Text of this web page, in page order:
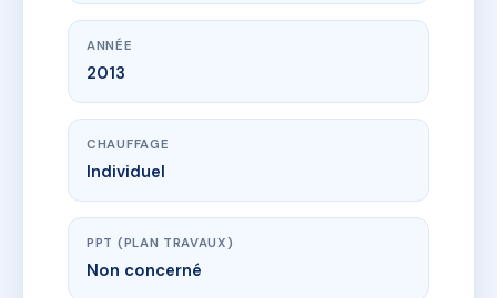
ANNÉE
2013
CHAUFFAGE
Individuel
PPT (PLAN TRAVAUX)
Non concerné